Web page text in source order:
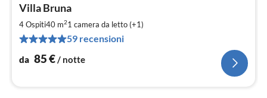
Villa Bruna
4 Ospiti40 m21 camera da letto (+1)
59 recensioni
da 85€/ notte